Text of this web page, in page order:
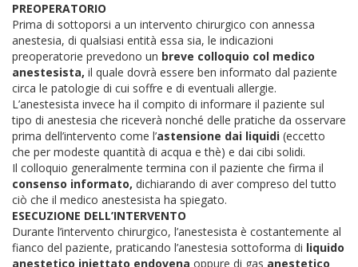
PREOPERATORIO
Prima di sottoporsi a un intervento chirurgico con annessa
anestesia, di qualsiasi entità essa sia, le indicazioni
preoperatorie prevedono un breve colloquio col medico
anestesista, il quale dovrà essere ben informato dal paziente
circa le patologie di cui soffre e di eventuali allergie.
L’anestesista invece ha il compito di informare il paziente sul
tipo di anestesia che riceverà nonché delle pratiche da osservare
prima dell’intervento come l’astensione dai liquidi (eccetto
che per modeste quantità di acqua e thè) e dai cibi solidi.
Il colloquio generalmente termina con il paziente che firma il
consenso informato, dichiarando di aver compreso del tutto
ciò che il medico anestesista ha spiegato.
ESECUZIONE DELL’INTERVENTO
Durante l’intervento chirurgico, l’anestesista è costantemente al
fianco del paziente, praticando l’anestesia sottoforma di liquido
anestetico iniettato endovena oppure di gas anestetico